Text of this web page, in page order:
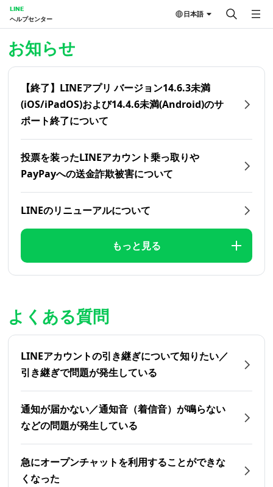
LINE
ヘルプセンター
日本語
お知らせ
【終了】LINEアプリ バージョン14.6.3未満
(iOS/iPadOS)および14.4.6未満(Android)のサ
ポート終了について
投票を装ったLINEアカウント乗っ取りや
PayPayへの送金詐欺被害について
LINEのリニューアルについて
もっと見る
よくある質問
LINEアカウントの引き継ぎについて知りたい／
引き継ぎで問題が発生している
通知が届かない／通知音（着信音）が鳴らない
などの問題が発生している
急にオープンチャットを利用することができな
くなった